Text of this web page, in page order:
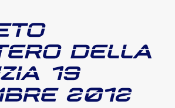
DELLA
19
2012